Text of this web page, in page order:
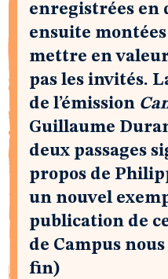
enregistrées en
ensuite
mettre en
pas les invités.
de l’émission
Guillaume
deux passages
propos de
un nouvel
publication de
de Campus
fin)